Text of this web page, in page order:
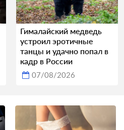
Гималайский медведь
устроил эротичные
танцы и удачно попал в
кадр в России
07/08/2026